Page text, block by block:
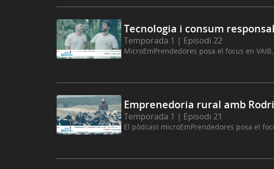
Tecnologia i consum
Temporada 1 | Episodi 22
MicroEmPrendedores posa el focus en
Emprenedoria rural amb
Temporada 1 | Episodi 21
El pòdcast microEmPrendedores posa el